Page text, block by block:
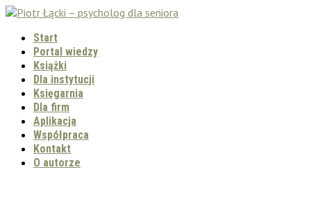
Start
Portal wiedzy
Książki
Dla instytucji
Księgarnia
Dla firm
Aplikacja
Współpraca
Kontakt
O autorze